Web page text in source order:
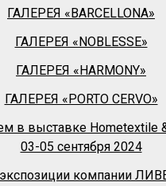
ГАЛЕРЕЯ «BARСELLONA»
ГАЛЕРЕЯ «NOBLESSE»
ГАЛЕРЕЯ «HARMONY»
ГАЛЕРЕЯ «PORTO CERVO»
в выставке Hometextile
03-05 сентября 2024
компании